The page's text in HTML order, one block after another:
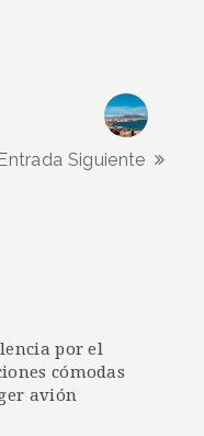
Entrada Siguiente
por el
cómodas
avión